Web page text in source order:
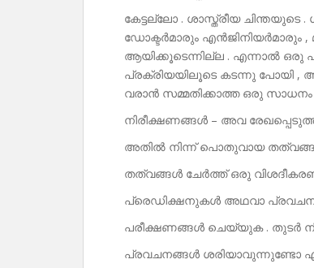
കേട്ടല്ലോ . ശാസ്ത്രീയ
ഡോക്ടർമാരും എൻജിനിയർമാരും
ആയിക്കൂടെന്നില്ല . എന്നാൽ ഒരു
പ്രക്രിയയിലൂടെ കടന്നു പോയി ,
വരാൻ സമ്മതിക്കാത്ത ഒരു
നിരീക്ഷണങ്ങൾ – അവ
അതിൽ നിന്ന് പൊതുവായ
തത്വങ്ങൾ ചേർത്ത് ഒരു
പ്രെഡിക്ഷനുകൾ അഥവാ
പരീക്ഷണങ്ങൾ ചെയ്യുക . തുടർ
പ്രവചനങ്ങൾ ശരിയാവുന്നുണ്ടോ